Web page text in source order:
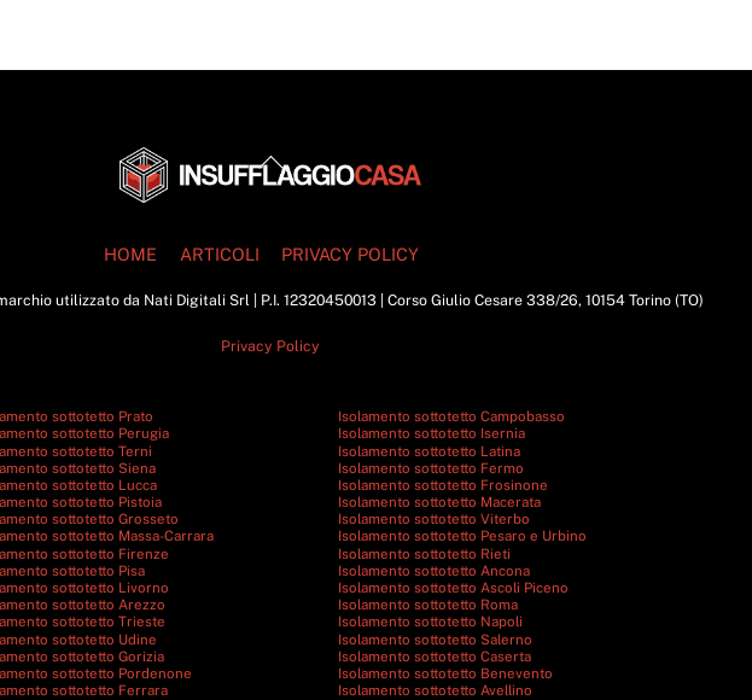
Back
To
HOME
ARTICOLI PRIVACY POLICY
utilizzato da Nati Digitali Srl | P.I. 12320450013 | Corso Giulio Cesare 338/26, 10154 Torino (TO)
Privacy Policy
sottotetto Prato
sottotetto Perugia
sottotetto Terni
sottotetto Siena
sottotetto Lucca
sottotetto Pistoia
sottotetto Grosseto
sottotetto Massa-Carrara
sottotetto Firenze
sottotetto Pisa
sottotetto Livorno
sottotetto Arezzo
sottotetto Trieste
sottotetto Udine
sottotetto Gorizia
sottotetto Pordenone
sottotetto Ferrara
Isolamento sottotetto Campobasso
Isolamento sottotetto Isernia
Isolamento sottotetto Latina
Isolamento sottotetto Fermo
Isolamento sottotetto Frosinone
Isolamento sottotetto Macerata
Isolamento sottotetto Viterbo
Isolamento sottotetto Pesaro e Urbino
Isolamento sottotetto Rieti
Isolamento sottotetto Ancona
Isolamento sottotetto Ascoli Piceno
Isolamento sottotetto Roma
Isolamento sottotetto Napoli
Isolamento sottotetto Salerno
Isolamento sottotetto Caserta
Isolamento sottotetto Benevento
Isolamento sottotetto Avellino